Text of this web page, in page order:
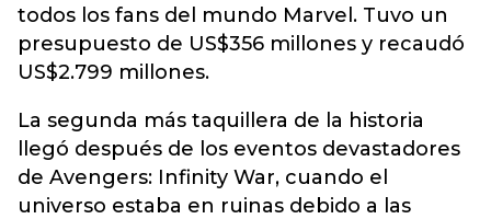
todos los fans del mundo Marvel. Tuvo un
presupuesto de US$356 millones y recaudó
US$2.799 millones.
La segunda más taquillera de la historia
llegó después de los eventos devastadores
de Avengers: Infinity War, cuando el
universo estaba en ruinas debido a las